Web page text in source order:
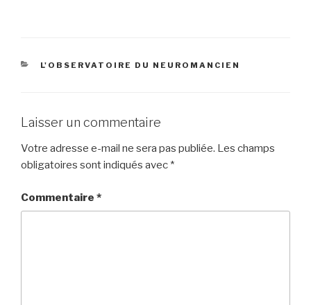
CATÉGORIES
L'OBSERVATOIRE DU NEUROMANCIEN
Laisser un commentaire
Votre adresse e-mail ne sera pas publiée. Les champs
obligatoires sont indiqués avec *
Commentaire *